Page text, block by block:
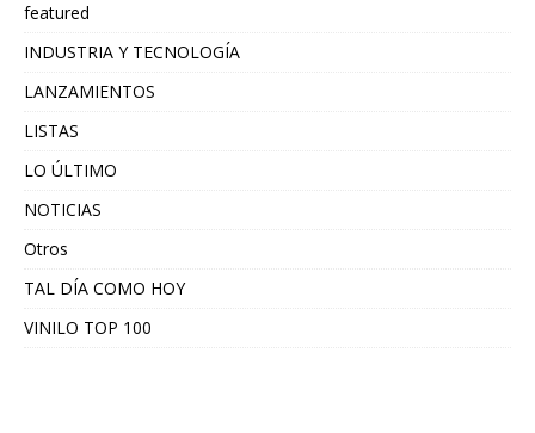
featured
INDUSTRIA Y TECNOLOGÍA
LANZAMIENTOS
LISTAS
LO ÚLTIMO
NOTICIAS
Otros
TAL DÍA COMO HOY
VINILO TOP 100